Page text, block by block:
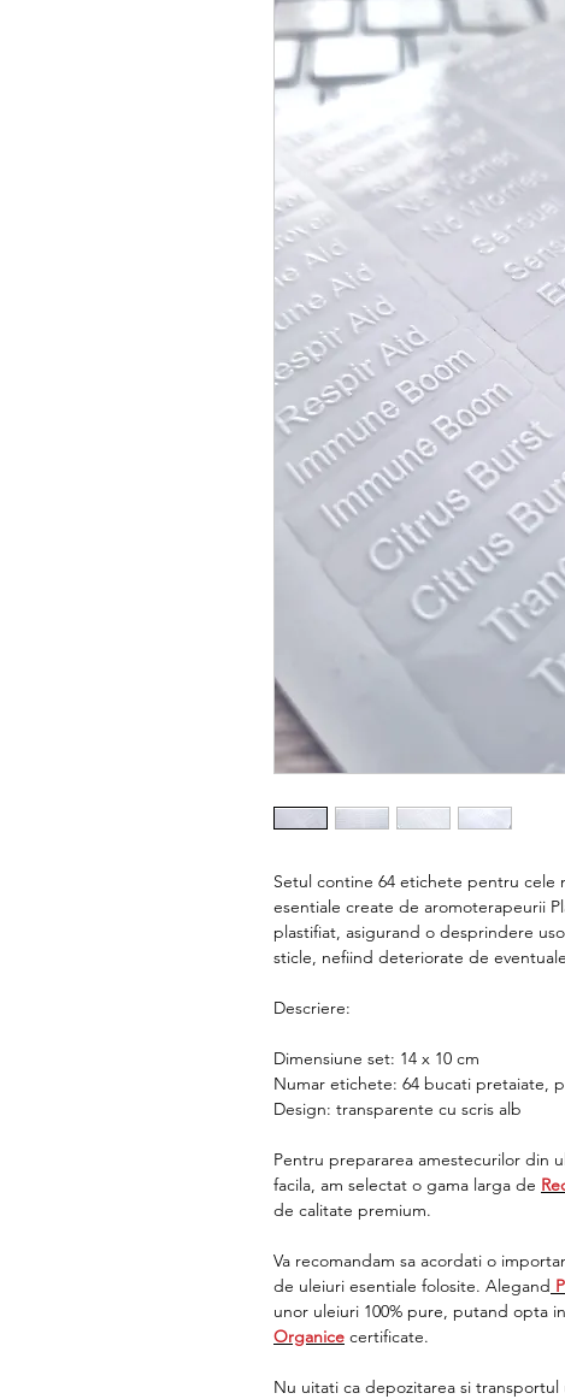
Setul contine 64 etichete pentru cele
esentiale create de aromoterapeurii
plastifiat, asigurand o desprindere
sticle, nefiind deteriorate de
Descriere:
Dimensiune set: 14 x 10 cm
Numar etichete: 64 bucati pretaiate,
Design: transparente cu scris alb
Pentru prepararea amestecurilor din
facila, am selectat o gama larga de
de calitate premium.
Va recomandam sa acordati o
de uleiuri esentiale folosite. Alegand
unor uleiuri 100% pure, putand opta
Organice certificate.
Nu uitati ca depozitarea si